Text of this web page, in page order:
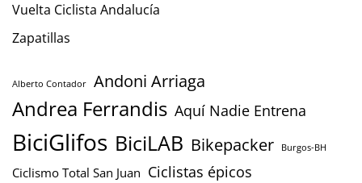
Vuelta Ciclista Andalucía
Zapatillas
Alberto Contador Andoni Arriaga
Andrea Ferrandis Aquí Nadie Entrena
BiciGlifos BiciLAB Bikepacker Burgos-BH
Ciclismo Total San Juan Ciclistas épicos